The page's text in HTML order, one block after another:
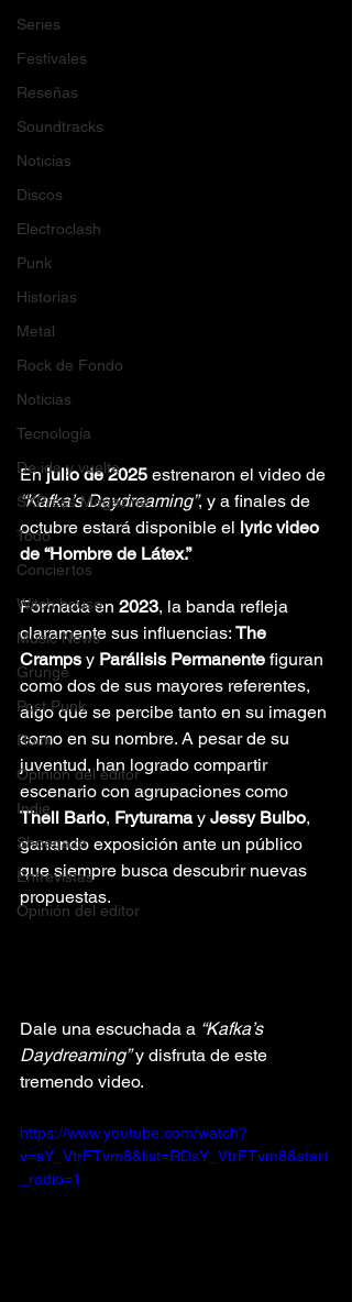
Series
Festivales
Reseñas
Soundtracks
Noticias
Discos
Electroclash
Punk
Historias
Metal
Rock de Fondo
Noticias
Tecnología
De ida y vuelta
SXPress Magazine
Todo
Conciertos
Witch house
Music News
Grunge
Post Punk
Rock
Opinión del editor
Indie
Shoegaze
Entrevistas
Opinión del editor
En julio de 2025 estrenaron el video de
“Kafka’s Daydreaming”, y a finales de
octubre estará disponible el lyric video
de “Hombre de Látex.”
Formada en 2023, la banda refleja
claramente sus influencias: The
Cramps y Parálisis Permanente figuran
como dos de sus mayores referentes,
algo que se percibe tanto en su imagen
como en su nombre. A pesar de su
juventud, han logrado compartir
escenario con agrupaciones como
Thell Bario, Fryturama y Jessy Bulbo,
ganando exposición ante un público
que siempre busca descubrir nuevas
propuestas.
Dale una escuchada a “Kafka’s
Daydreaming” y disfruta de este
tremendo video.
https://www.youtube.com/watch?
v=sY_VtrFTvm8&list=RDsY_VtrFTvm8&start
_radio=1